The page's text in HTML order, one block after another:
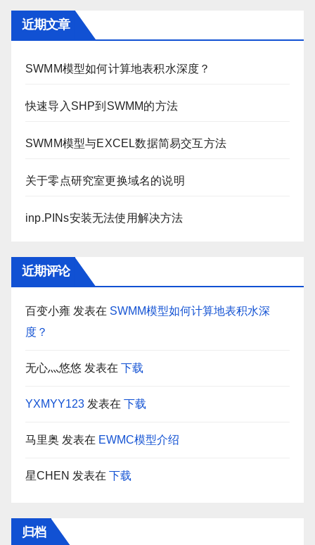
近期文章
SWMM模型如何计算地表积水深度？
快速导入SHP到SWMM的方法
SWMM模型与EXCEL数据简易交互方法
关于零点研究室更换域名的说明
inp.PINs安装无法使用解决方法
近期评论
百变小雍 发表在 SWMM模型如何计算地表积水深
度？
无心灬悠悠 发表在 下载
YXMYY123 发表在 下载
马里奥 发表在 EWMC模型介绍
星CHEN 发表在 下载
归档